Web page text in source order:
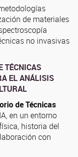
de materiales
no invasivas
TÉCNICAS
EL ANÁLISIS
de Técnicas
en un entorno
historia del
con